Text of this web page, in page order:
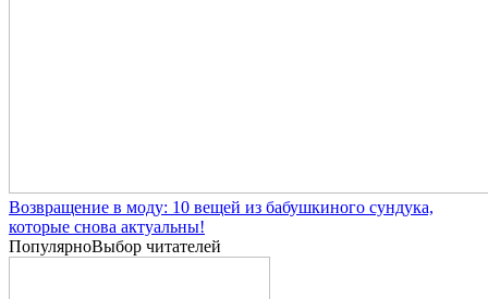
Возвращение в моду: 10 вещей из бабушкиного сундука,
которые снова актуальны!
ПопулярноВыбор читателей